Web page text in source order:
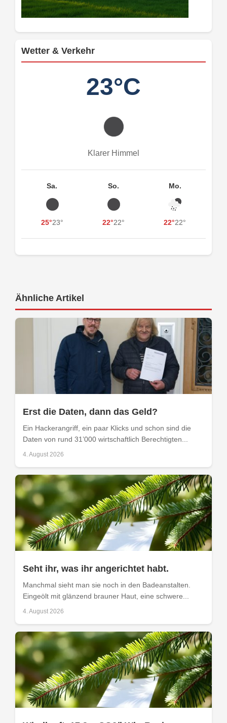
Wetter & Verkehr
23°C
Klarer Himmel
Sa.
25°23°
So.
22°22°
Mo.
22°22°
Ähnliche Artikel
Erst die Daten, dann das Geld?
Ein Hackerangriff, ein paar Klicks und schon sind die
Daten von rund 31’000 wirtschaftlich Berechtigten...
4. August 2026
Seht ihr, was ihr angerichtet habt.
Manchmal sieht man sie noch in den Badeanstalten.
Eingeölt mit glänzend brauner Haut, eine schwere...
4. August 2026